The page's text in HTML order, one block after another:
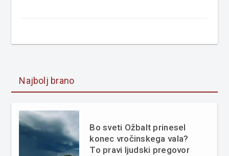
Najbolj brano
Bo sveti Ožbalt prinesel
konec vročinskega vala?
To pravi ljudski pregovor